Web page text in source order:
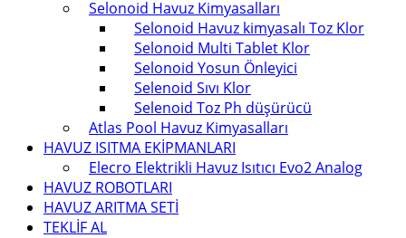
Selonoid Havuz Kimyasalları
Selonoid Havuz kimyasalı Toz Klor
Selonoid Multi Tablet Klor
Selonoid Yosun Önleyici
Selenoid Sıvı Klor
Selenoid Toz Ph düşürücü
Atlas Pool Havuz Kimyasalları
HAVUZ ISITMA EKİPMANLARI
Elecro Elektrikli Havuz Isıtıcı Evo2 Analog
HAVUZ ROBOTLARI
HAVUZ ARITMA SETİ
TEKLİF AL